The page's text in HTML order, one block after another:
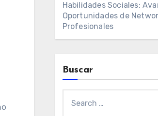
Habilidades Sociales:
Oportunidades de
Profesionales
Buscar
for: